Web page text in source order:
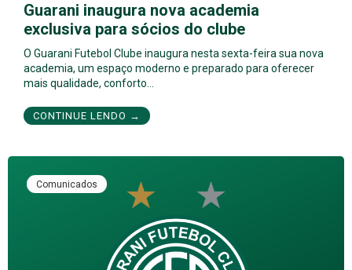
Guarani inaugura nova academia
exclusiva para sócios do clube
O Guarani Futebol Clube inaugura nesta sexta-feira sua nova
academia, um espaço moderno e preparado para oferecer
mais qualidade, conforto…
CONTINUE LENDO →
Comunicados